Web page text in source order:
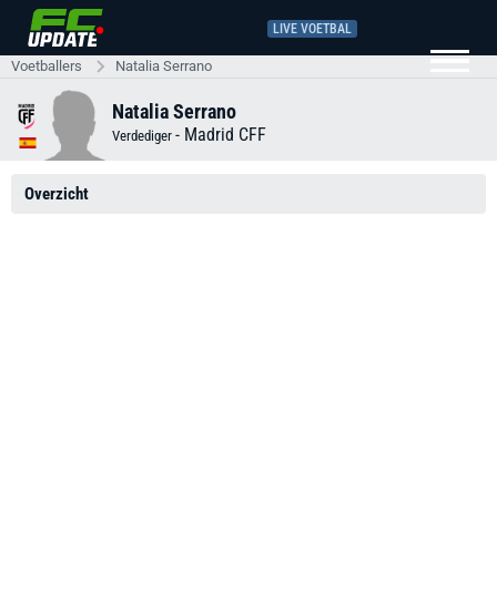
LIVE VOETBAL
Voetballers Natalia Serrano
Natalia Serrano
Verdediger - Madrid CFF
Overzicht